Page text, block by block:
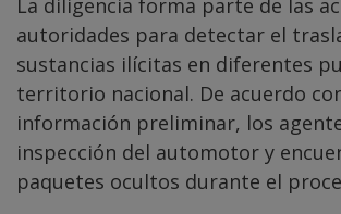
La diligencia forma parte de las
autoridades para detectar el
sustancias ilícitas en diferentes
territorio nacional. De acuerdo
información preliminar, los
inspección del automotor y
paquetes ocultos durante el